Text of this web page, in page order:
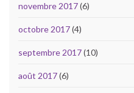
novembre 2017(6)
octobre 2017(4)
septembre 2017(10)
août 2017(6)